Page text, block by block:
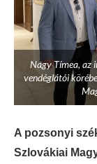
Nagy Tímea, az
vendéglátói
A pozsonyi
Szlovákiai